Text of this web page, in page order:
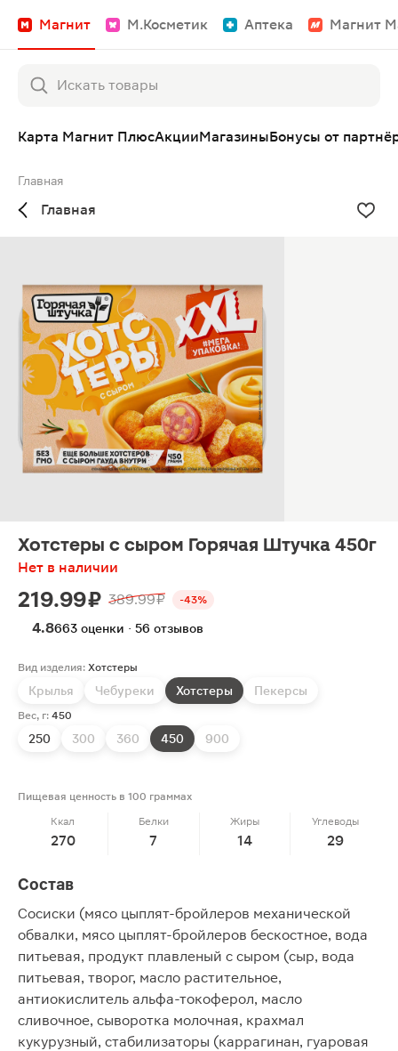
Магнит М.Косметик Аптека Магнит
Карта Магнит ПлюсАкцииМагазиныБонусы от
Главная
Главная
Хотстеры с сыром Горячая Штучка 450г
Нет в наличии
219.99 ₽ 389.99 ₽ -43%
4.8663 оценки · 56 отзывов
Вид изделия: Хотстеры
Крылья Чебуреки Хотстеры Пекерсы
Вес, г: 450
250 300 360 450 900
Пищевая ценность в 100 граммах
Ккал
270
Белки
7
Жиры
14
Углеводы
29
Состав
Сосиски (мясо цыплят-бройлеров механической
обвалки, мясо цыплят-бройлеров бескостное, вода
питьевая, продукт плавленый с сыром (сыр, вода
питьевая, творог, масло растительное,
антиокислитель альфа-токоферол, масло
сливочное, сыворотка молочная, крахмал
кукурузный, стабилизаторы (каррагинан, гуаровая